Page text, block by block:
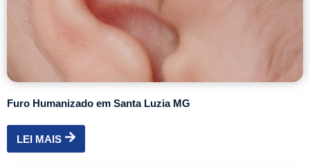
Furo Humanizado em Santa Luzia MG
LEI MAIS